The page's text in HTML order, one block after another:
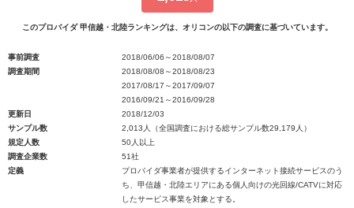
このプロバイダ 甲信越・北陸ランキングは、オリコンの以下の調査に基づいています。
事前調査
2018/06/06～2018/08/07
調査期間
2018/08/08～2018/08/23
2017/08/17～2017/09/07
2016/09/21～2016/09/28
更新日
2018/12/03
サンプル数
2,013人（全国調査における総サンプル数29,179人）
規定人数
50人以上
調査企業数
51社
定義
プロバイダ事業者が提供するインターネット接続サービスのう
ち、甲信越・北陸エリアにある個人向けの光回線/CATVに対応
したサービス事業を対象とする。